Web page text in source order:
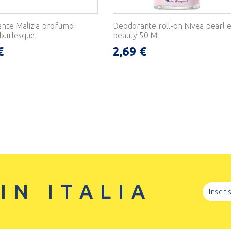
Malizia profumo
Deodorante roll-on Nivea pearl e
beauty 50 Ml
2,69 €
ITALIA